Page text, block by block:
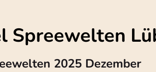
Spreewelten
2025 Dezember